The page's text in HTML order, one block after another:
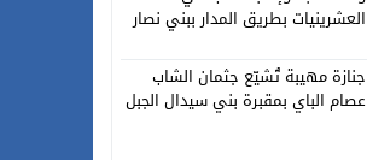
العشرينيات بطريق المدار ببني نصار
جنازة مهيبة تُشيّع جثمان الشاب
عصام الباي بمقبرة بني سيدال الجبل